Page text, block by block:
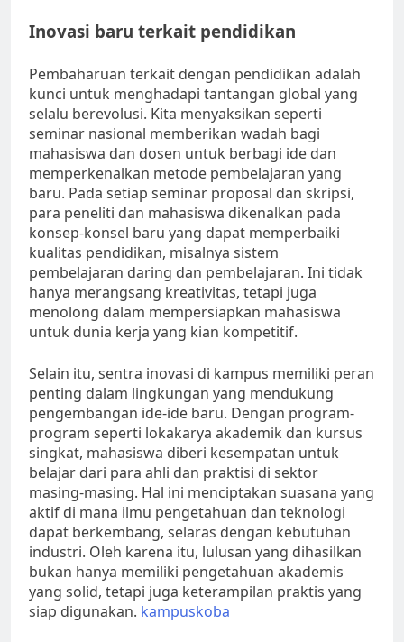
Inovasi baru terkait pendidikan
Pembaharuan terkait dengan pendidikan adalah
kunci untuk menghadapi tantangan global yang
selalu berevolusi. Kita menyaksikan seperti
seminar nasional memberikan wadah bagi
mahasiswa dan dosen untuk berbagi ide dan
memperkenalkan metode pembelajaran yang
baru. Pada setiap seminar proposal dan skripsi,
para peneliti dan mahasiswa dikenalkan pada
konsep-konsel baru yang dapat memperbaiki
kualitas pendidikan, misalnya sistem
pembelajaran daring dan pembelajaran. Ini tidak
hanya merangsang kreativitas, tetapi juga
menolong dalam mempersiapkan mahasiswa
untuk dunia kerja yang kian kompetitif.
Selain itu, sentra inovasi di kampus memiliki peran
penting dalam lingkungan yang mendukung
pengembangan ide-ide baru. Dengan program-
program seperti lokakarya akademik dan kursus
singkat, mahasiswa diberi kesempatan untuk
belajar dari para ahli dan praktisi di sektor
masing-masing. Hal ini menciptakan suasana yang
aktif di mana ilmu pengetahuan dan teknologi
dapat berkembang, selaras dengan kebutuhan
industri. Oleh karena itu, lulusan yang dihasilkan
bukan hanya memiliki pengetahuan akademis
yang solid, tetapi juga keterampilan praktis yang
siap digunakan. kampuskoba